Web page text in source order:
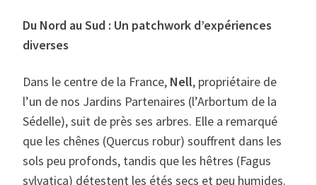
Du Nord au Sud : Un patchwork d’expériences
diverses
Dans le centre de la France, Nell, propriétaire de
l’un de nos Jardins Partenaires (l’Arbortum de la
Sédelle), suit de près ses arbres. Elle a remarqué
que les chênes (Quercus robur) souffrent dans les
sols peu profonds, tandis que les hêtres (Fagus
sylvatica) détestent les étés secs et peu humides.